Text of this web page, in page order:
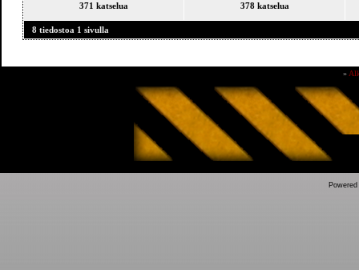
371 katselua
378 katselua
8 tiedostoa 1 sivulla
»